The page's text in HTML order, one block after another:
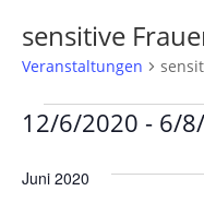
sensitive
Veranstaltungen
12/6/2020 - 6/
wählen.
Juni 2020